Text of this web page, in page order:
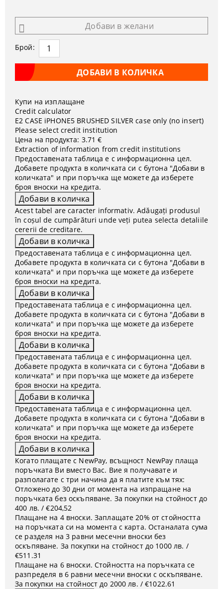
Добави в желани
Брой:
Купи на изплащане
Credit calculator
Е2 CASE iPHONE5 BRUSHED SILVER case only (no insert)
Please select credit institution
Цена на продукта: 3.71 €
Extraction of information from credit institutions
Предоставената таблица е с информационна цел.
Добавете продукта в количката си с бутона "Добави в
количката" и при поръчка ще можете да изберете
броя вноски на кредита.
Acest tabel are caracter informativ. Adăugați produsul
în coșul de cumpărături unde veți putea selecta detaliile
cererii de creditare.
Предоставената таблица е с информационна цел.
Добавете продукта в количката си с бутона "Добави в
количката" и при поръчка ще можете да изберете
броя вноски на кредита.
Предоставената таблица е с информационна цел.
Добавете продукта в количката си с бутона "Добави в
количката" и при поръчка ще можете да изберете
броя вноски на кредита.
Предоставената таблица е с информационна цел.
Добавете продукта в количката си с бутона "Добави в
количката" и при поръчка ще можете да изберете
броя вноски на кредита.
Предоставената таблица е с информационна цел.
Добавете продукта в количката си с бутона "Добави в
количката" и при поръчка ще можете да изберете
броя вноски на кредита.
Когато плащате с NewPay, всъщност NewPay плаща
поръчката Ви вместо Вас. Вие я получавате и
разполагате с три начина да я платите към тях:
Отложено до 30 дни от момента на изпращане на
поръчката без оскъпяване. За покупки на стойност до
400 лв. / €204,52
Плащане на 4 вноски. Заплащате 20% от стойността
на поръчката си на момента с карта. Останалата сума
се разделя на 3 равни месечни вноски без
оскъпяване. За покупки на стойност до 1000 лв. /
€511.31
Плащане на 6 вноски. Стойността на поръчката се
разпределя в 6 равни месечни вноски с оскъпяване.
За покупки на стойност до 2000 лв. / €1022.61